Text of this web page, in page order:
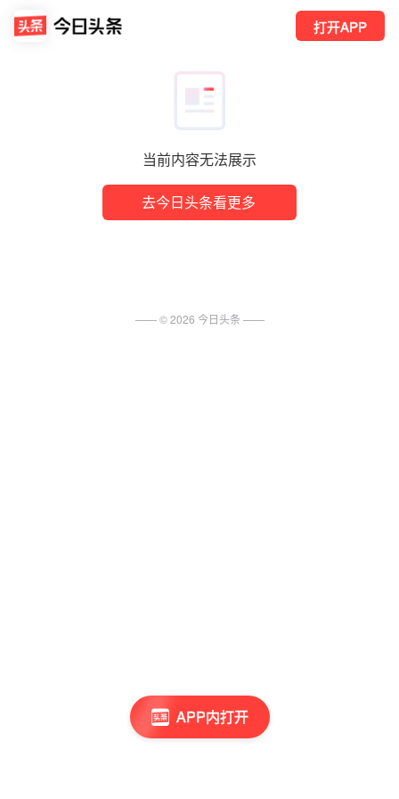
当前内容无法展示
去今日头条看更多
打开APP
APP内打开
—— ©2026 今日头条 ——